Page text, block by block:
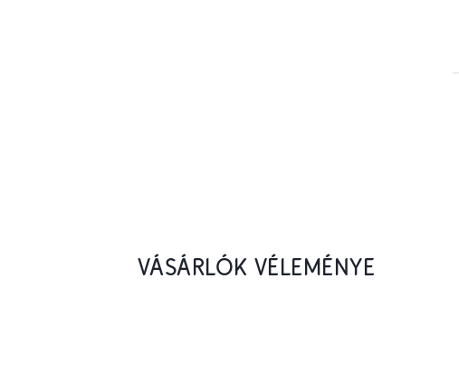
VÁSÁRLÓK VÉLEMÉNYE